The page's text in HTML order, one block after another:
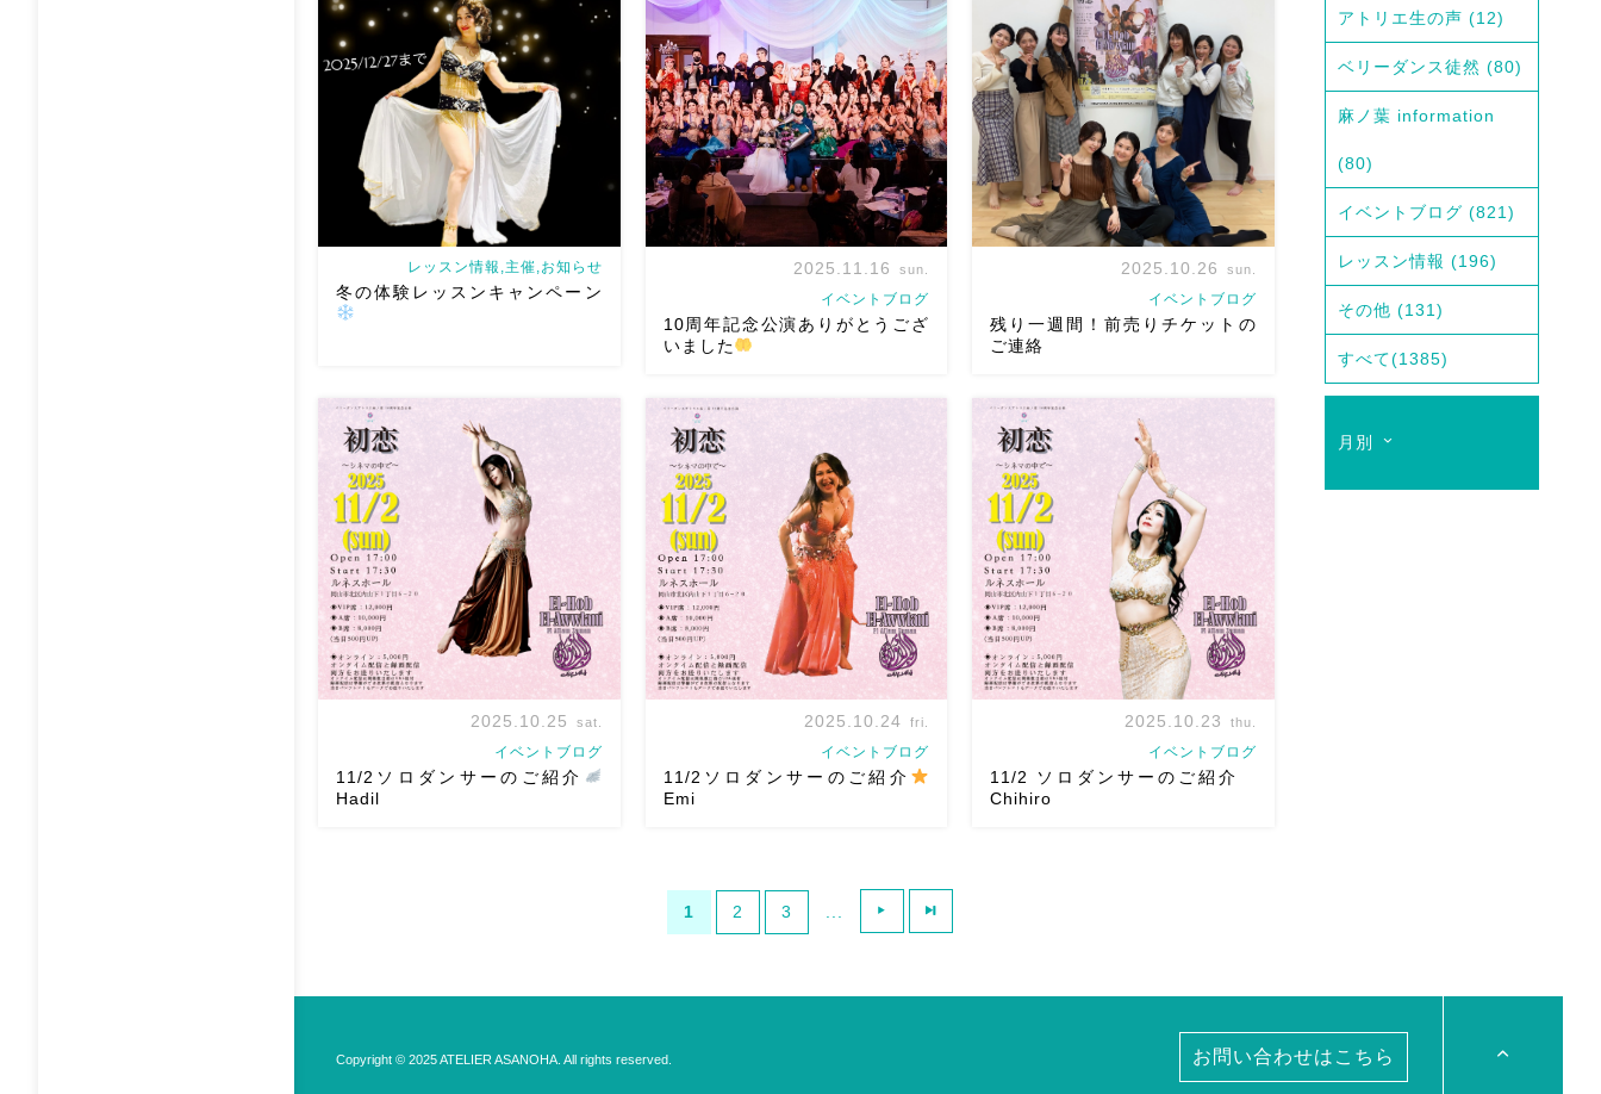
アトリエ生の声 (12)
ベリーダンス徒然 (80)
麻ノ葉 information
(80)
イベントブログ (821)
レッスン情報 (196)
その他 (131)
すべて(1385)
月別
ていただきます
美しく芸術的な
Kaguraさんが東京
から！ミュージシ
ャンゲストはダラブッカの永田充さ
ん！邦楽太鼓に般若心経の荒木祥善さ
んに岡山の先生方
[…]
Baranさんがレギュラーで踊られている
エジプト料理レストラン
のスフィン
クスさんで一緒に踊らせていただきま
す
ふたりでアレやコレや….お楽しみ
に
202 […]
Hosam Dancers
Thank you so
muchOnline Private Lesson
最
近エジプトに行った時にプライベート
を受けていたエジプト国立Reda舞踊団
現役ダンサ […]
ベリーダンスアトリエ麻ノ葉では体験
レッスンキャンペーン開催
円のレッスン体験が今年中は500円で体
験できます
新曲が始まるこの機会に
ぜひ
【
初心者さん向けクラス
】 ・火曜日 […]
レッスン情報,主催,お知らせ
冬の体験レッスンキャンペーン
2025/11/2ベリーダンスアトリエ麻ノ葉
10周年記念公演初恋 〜シネマの中
で〜 ご来場くださった皆様本当にあり
がとうございました配信でのご参加の
皆様、アーカイブをお申し込みの皆様
も本当にありがとう […]
2025.11.16 sun.
イベントブログ
10周年記念公演ありがとうござ
いました
11/2(日)ベリーダンスアトリエ麻ノ葉
10周年記念公演初恋 〜シネマの中で〜
El-Hob El-Awwlani Fi Aflam Zaman
前売りチケットについてのご連絡で
す
・前売り券は1 […]
2025.10.26 sun.
イベントブログ
残り一週間！前売りチケットの
ご連絡
2025.10.25 sat.
イベントブログ
11/2ソロダンサーのご紹介
Hadil
11/2 ベリーダンスアトリエ麻ノ葉 10
周年記念公演初恋 〜シネマの中で〜 ソ
2025.10.24 fri.
イベントブログ
11/2ソロダンサーのご紹介
Emi
ラEl-Shrouqのメンバーであり、メ […]
2025.10.23 thu.
イベントブログ
11/2 ソロダンサーのご紹介
Chihiro
1 2 3
お問い合わせはこちら
Copyright © 2025 ATELIER ASANOHA. All rights reserved.